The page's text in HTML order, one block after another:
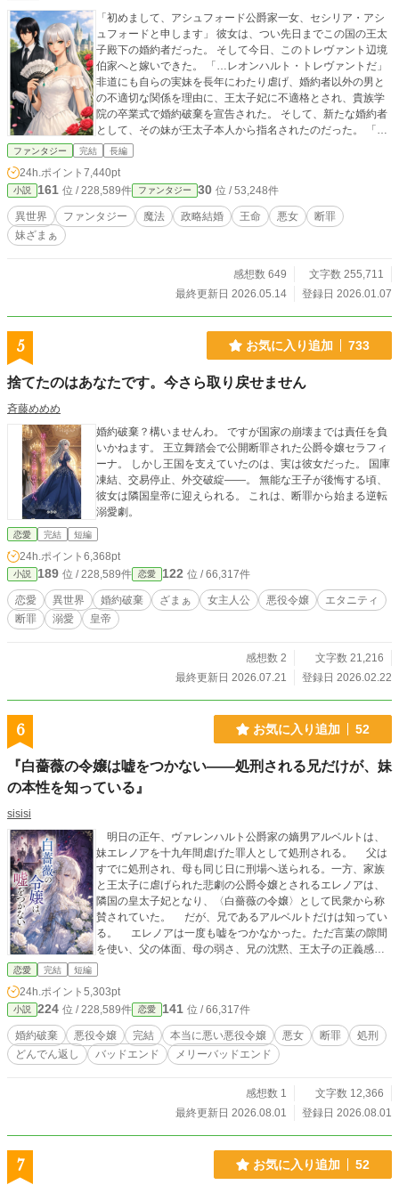
「初めまして、アシュフォード公爵家一女、セシリア・アシ
ュフォードと申します」 彼女は、つい先日までこの国の王太
子殿下の婚約者だった。 そして今日、このトレヴァント辺境
伯家へと嫁いできた。 「…レオンハルト・トレヴァントだ」
非道にも自らの実妹を長年にわたり虐げ、婚約者以外の男と
の不適切な関係を理由に、王太子妃に不適格とされ、貴族学
院の卒業式で婚約破棄を宣告された。 そして、新たな婚約者
として、その妹が王太子本人から指名されたのだった。 「私
は君と夫婦になるつもりはないし、辺境伯夫人として扱うこ
【報告】アース・スターノベル大賞様にて金賞・コミラカイ
ズ賞を 受賞致しました！ 応援して下さった読者の皆
様、誠にありがとうございました┏○))ﾍﾟｺｯ 書籍化・コミラカ
イズに関しましては詳しく決まりましたら 再びご報告させて
ファンタジー 完結 長編
24h.ポイント 7,440pt
小説 161 位 / 228,589件 ファンタジー 30 位 / 53,248件
異世界 ファンタジー 魔法 政略結婚 王命 悪女
断罪
妹ざまぁ
感想数 649
文字数 255,711
最終更新日 2026.05.14
登録日 2026.01.07
5 お気に入り追加 733
捨てたのはあなたです。今さら取り戻せません
斉藤めめめ
婚約破棄？構いませんわ。 ですが国家の崩壊までは責任を負
いかねます。 王立舞踏会で公開断罪された公爵令嬢セラフィ
ーナ。 しかし王国を支えていたのは、実は彼女だった。 国庫
凍結、交易停止、外交破綻——。 無能な王子が後悔する頃、
彼女は隣国皇帝に迎えられる。 これは、断罪から始まる逆転
溺愛劇。
恋愛 完結 短編
24h.ポイント 6,368pt
小説 189 位 / 228,589件 恋愛 122 位 / 66,317件
恋愛 異世界 婚約破棄 ざまぁ 女主人公 悪役令嬢
エタニティ
断罪
溺愛 皇帝
感想数 2
文字数 21,216
最終更新日 2026.07.21
登録日 2026.02.22
6 お気に入り追加 52
『白薔薇の令嬢は嘘をつかない――処刑される兄だけが、妹
の本性を知っている』
sisisi
明日の正午、ヴァレンハルト公爵家の嫡男アルベルトは、
妹エレノアを十九年間虐げた罪人として処刑される。 父は
すでに処刑され、母も同じ日に刑場へ送られる。一方、家族
と王太子に虐げられた悲劇の公爵令嬢とされるエレノアは、
隣国の皇太子妃となり、〈白薔薇の令嬢〉として民衆から称
賛されていた。 だが、兄であるアルベルトだけは知ってい
る。 エレノアは一度も嘘をつかなかった。ただ言葉の隙間
を使い、父の体面、母の弱さ、兄の沈黙、王太子の正義感を
利用して、すべての人間を破滅させたのだ。 これは処刑前
役令嬢を演じていたのではない。 悪役のまま、主人公の座
を奪ったのだ。
恋愛 完結 短編
24h.ポイント 5,303pt
小説 224 位 / 228,589件 恋愛 141 位 / 66,317件
婚約破棄 悪役令嬢 完結 本当に悪い悪役令嬢 悪女 断罪
処刑
どんでん返し
バッドエンド メリーバッドエンド
感想数 1
文字数 12,366
最終更新日 2026.08.01
登録日 2026.08.01
7 お気に入り追加 52